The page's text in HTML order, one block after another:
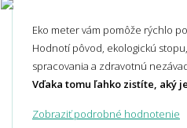
Eko meter vám pomôže rýchlo
Hodnotí pôvod, ekologickú
spracovania a zdravotnú
Vďaka tomu ľahko zistíte, aký
Zobraziť podrobné hodnotenie